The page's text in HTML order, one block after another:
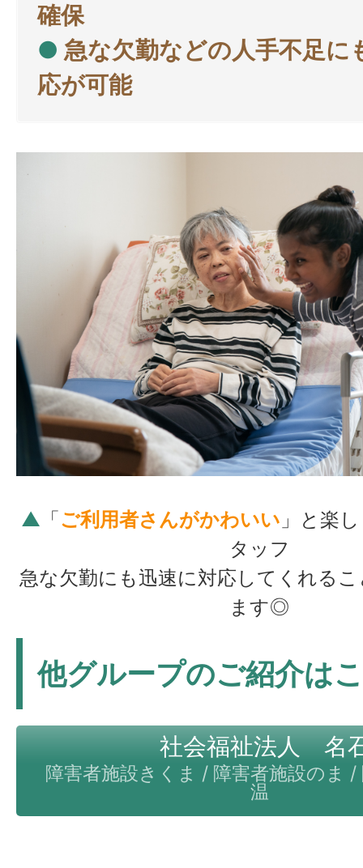
確保
● 急な欠勤などの人手不足に
応が可能
▲ 「ご利用者さんがかわいい 」と楽
タッフ
急な欠勤にも迅速に対応してくれる
ます◎
他グループのご紹介は
社会福祉法人 名
障害者施設きくま / 障害者施設のま /
温